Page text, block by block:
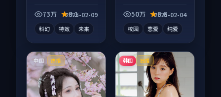
线，配乐与镜头配合
73万 9.1
2025-02-09
科幻 特效 未来
线，配乐与镜头配合
50万 8.6
2025-02-04
校园 恋爱 纯爱
中国 热播 韩国 独播